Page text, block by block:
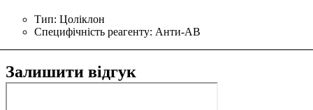
Тип: Цоліклон
Специфічність реагенту: Анти-АВ
Залишити відгук